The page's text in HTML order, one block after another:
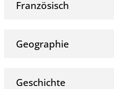
Französisch
Geographie
Geschichte